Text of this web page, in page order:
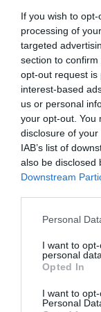
If you wish to
processing of
targeted
section to
opt-out request is
interest-based
us or personal
your opt-out. You
disclosure of
IAB’s list of
also be disclosed
Downstream
Personal
I want to
personal data.
Opted In
I want to
Personal
revalorat i no
que en els
raïm ha baixat
guerra de
fet que
malament",
Els caves
bé, "i això és
lliga on
De cara al
"com
marca pròpia
transportar-